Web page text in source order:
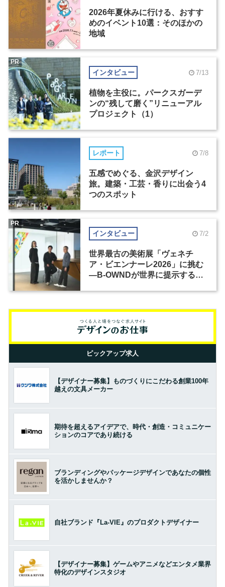
2026年夏休みに行ける、おすす
めのイベント10選：そのほかの
地域
インタビュー 7/13
植物を主役に。パークスガーデ
ンの“残して磨く”リニューアル
プロジェクト（1）
PR
レポート 7/8
五感でめぐる、金沢デザイン
旅。建築・工芸・香りに出会う4
つのスポット
インタビュー 7/2
世界最古の美術展「ヴェネチ
ア・ビエンナーレ2026」に挑む
―B-OWNDが世界に提示する美
PR
ピックアップ求人
【デザイナー募集】ものづくりにこだわる創業100年
越えの文具メーカー
期待を超えるアイデアで、時代・創造・コミュニケー
ションのコアであり続ける
ブランディングやパッケージデザインであなたの個性
を活かしませんか？
自社ブランド『La-VIE』のプロダクトデザイナー
【デザイナー募集】ゲームやアニメなどエンタメ業界
特化のデザインスタジオ